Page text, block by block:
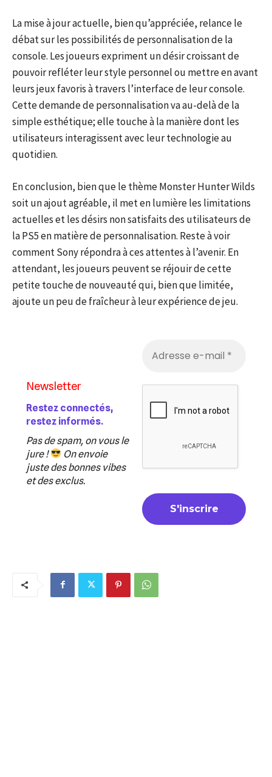
La mise à jour actuelle, bien qu’appréciée, relance le
débat sur les possibilités de personnalisation de la
console. Les joueurs expriment un désir croissant de
pouvoir refléter leur style personnel ou mettre en avant
leurs jeux favoris à travers l’interface de leur console.
Cette demande de personnalisation va au-delà de la
simple esthétique; elle touche à la manière dont les
utilisateurs interagissent avec leur technologie au
quotidien.
En conclusion, bien que le thème Monster Hunter Wilds
soit un ajout agréable, il met en lumière les limitations
actuelles et les désirs non satisfaits des utilisateurs de
la PS5 en matière de personnalisation. Reste à voir
comment Sony répondra à ces attentes à l’avenir. En
attendant, les joueurs peuvent se réjouir de cette
petite touche de nouveauté qui, bien que limitée,
ajoute un peu de fraîcheur à leur expérience de jeu.
Newsletter
Restez connectés,
restez informés.
Pas de spam, on vous le
jure !
On envoie
juste des bonnes vibes
et des exclus.